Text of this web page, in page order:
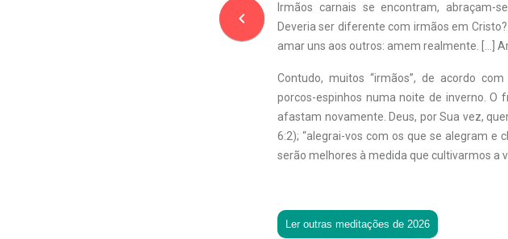
navigate_before
Irmãos carnais se encontram, abraçam-
Deveria ser diferente com irmãos em
amar uns aos outros: amem realmente. […]
Contudo, muitos “irmãos”, de acordo
porcos-espinhos numa noite de inverno. O
afastam novamente. Deus, por Sua vez,
6:2); “alegrai-vos com os que se alegram e
serão melhores à medida que cultivarmos a
Ler outras meditações de 2026